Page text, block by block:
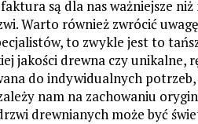
są dla nas ważniejsze niż
Warto również zwrócić
to zwykle jest to
jakości drewna czy unikalne,
do indywidualnych
nam na zachowaniu
drewnianych może być